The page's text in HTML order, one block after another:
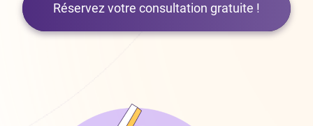
Réservez votre consultation gratuite !